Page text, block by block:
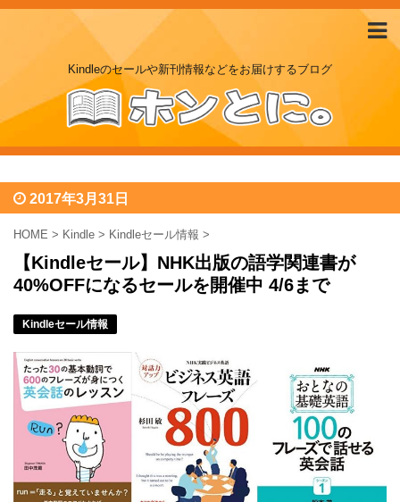
Kindleのセールや新刊情報などをお届けするブログ
2017年3月31日
HOME > Kindle > Kindleセール情報 >
【Kindleセール】NHK出版の語学関連書が
40%OFFになるセールを開催中 4/6まで
Kindleセール情報